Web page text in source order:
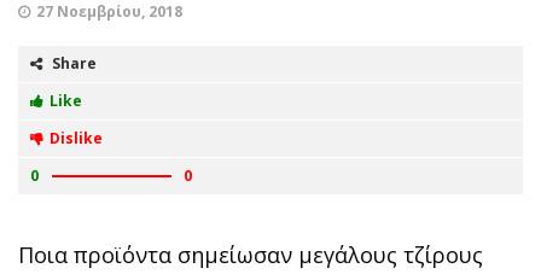
27 Νοεμβρίου, 2018
Share
Like
Dislike
0
0
Ποια προϊόντα σημείωσαν μεγάλους τζίρους